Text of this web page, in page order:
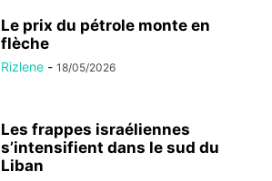
Le prix du pétrole monte en
flèche
Rizlene - 18/05/2026
Les frappes israéliennes
s’intensifient dans le sud du
Liban